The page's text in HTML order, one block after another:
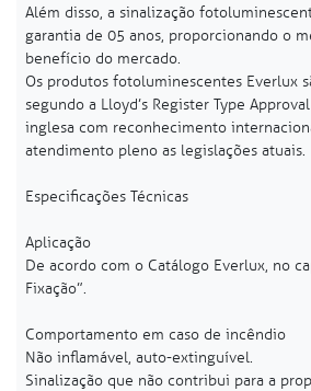
Além disso, a sinalização
garantia de 05 anos, proporcionando o
benefício do mercado.
Os produtos fotoluminescentes Everlux
segundo a Lloyd’s Register Type
inglesa com reconhecimento
atendimento pleno as legislações atuais.
Especificações Técnicas
Aplicação
De acordo com o Catálogo Everlux, no
Fixação”.
Comportamento em caso de incêndio
Não inflamável, auto-extinguível.
Sinalização que não contribui para a